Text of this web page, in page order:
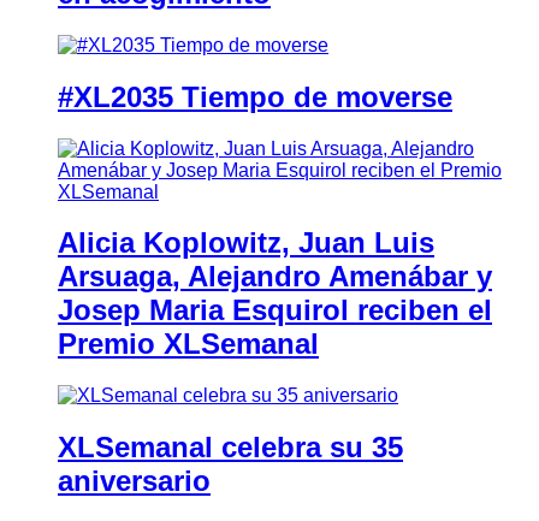
#XL2035 Tiempo de moverse
Alicia Koplowitz, Juan Luis
Arsuaga, Alejandro Amenábar y
Josep Maria Esquirol reciben el
Premio XLSemanal
XLSemanal celebra su 35
aniversario